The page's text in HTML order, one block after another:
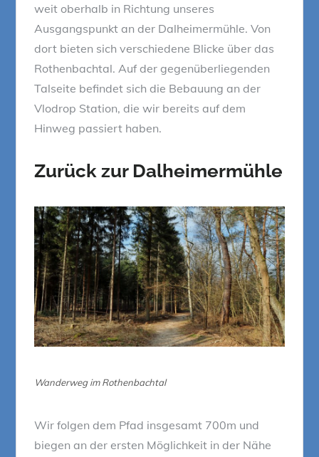
weit oberhalb in Richtung unseres
Ausgangspunkt an der Dalheimermühle. Von
dort bieten sich verschiedene Blicke über das
Rothenbachtal. Auf der gegenüberliegenden
Talseite befindet sich die Bebauung an der
Vlodrop Station, die wir bereits auf dem
Hinweg passiert haben.
Zurück zur Dalheimermühle
Wanderweg im Rothenbachtal
Wir folgen dem Pfad insgesamt 700m und
biegen an der ersten Möglichkeit in der Nähe